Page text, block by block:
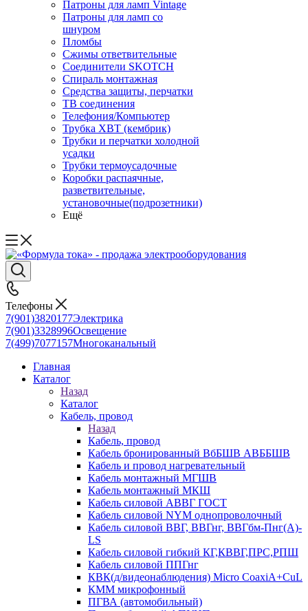
Патроны для ламп Vintage
Патроны для ламп со
шнуром
Пломбы
Сжимы ответвительные
Соединители SKOTCH
Спираль монтажная
Средства защиты, перчатки
ТВ соединения
Телефония/Компьютер
Трубка ХВТ (кембрик)
Трубки и перчатки холодной
усадки
Трубки термоусадочные
Коробки распаячные,
разветвительные,
установочные(подрозетники)
Ещё
Телефоны
7(901)3820177Электрика
7(901)3328996Освещение
7(499)7077157Многоканальный
Главная
Каталог
Назад
Каталог
Кабель, провод
Назад
Кабель, провод
Кабель бронированный ВбБШВ АВББШВ
Кабель и провод нагревательный
Кабель монтажный МГШВ
Кабель монтажный МКШ
Кабель силовой АВВГ ГОСТ
Кабель силовой NYM однопроволочный
Кабель силовой ВВГ, ВВГнг, ВВГбм-Пнг(А)-
LS
Кабель силовой гибкий КГ,КВВГ,ПРС,РПШ
Кабель силовой ППГнг
КВК(д/видеонаблюдения) Micro CoaxiA+CuL
КММ микрофонный
ПГВА (автомобильный)